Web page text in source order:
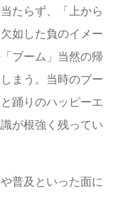
たらず、「上から
如した負のイメー
ブーム」当然の帰
まう。当時のブー
踊りのハッピーエ
が根強く残ってい
普及といった面に